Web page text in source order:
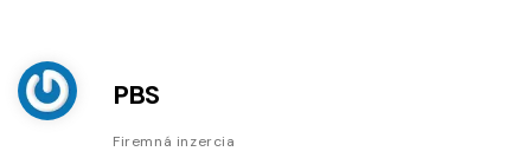
PBS
Firemná inzercia